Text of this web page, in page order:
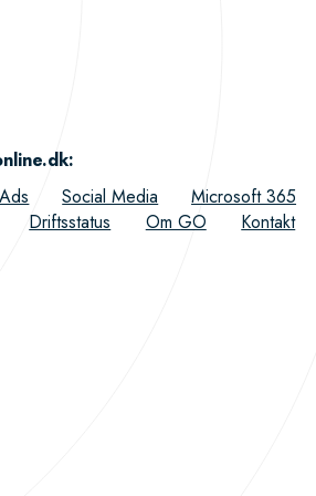
:
Social Media
Microsoft 365
Driftsstatus Om GO Kontakt